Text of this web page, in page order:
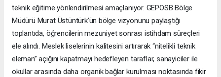
teknik eğitime yönlendirilmesi amaçlanıyor. GEPOSB Bölge
Müdürü Murat Üstüntürk’ün bölge vizyonunu paylaştığı
toplantıda, öğrencilerin mezuniyet sonrası istihdam süreçleri
ele alındı. Meslek liselerinin kalitesini artırarak “nitelikli teknik
eleman” açığını kapatmayı hedefleyen taraflar, sanayiciler ile
okullar arasında daha organik bağlar kurulması noktasında fikir